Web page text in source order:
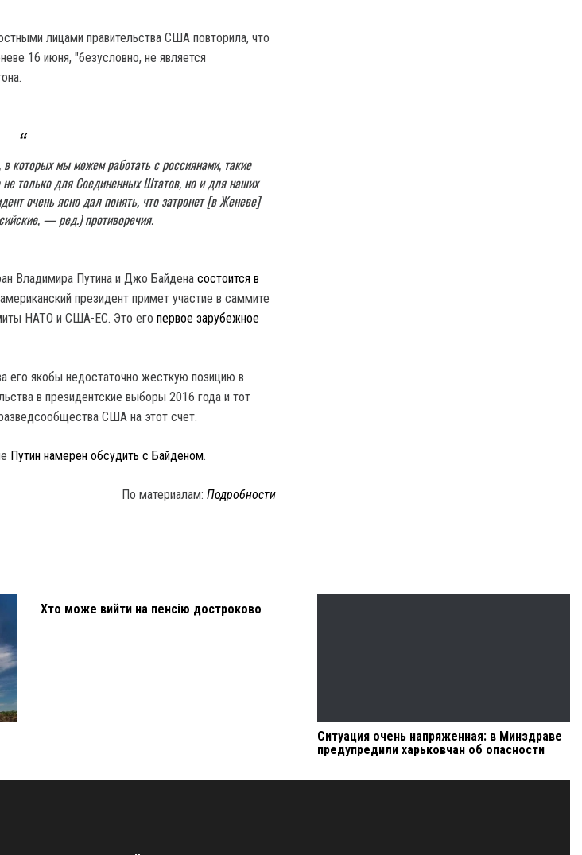
лицами правительства США повторила, что
16 июня, "безусловно, не является
которых мы можем работать с россиянами, такие
не только для Соединенных Штатов, но и для наших
очень ясно дал понять, что затронет [в Женеве]
— ред.) противоречия.
Владимира Путина и Джо Байдена состоится в
президент примет участие в саммите
НАТО и США-ЕС. Это его первое зарубежное
его якобы недостаточно жесткую позицию в
в президентские выборы 2016 года и тот
США на этот счет.
Путин намерен обсудить с Байденом.
По материалам:Подробности
Хто може вийти на пенсію достроково
Ситуация очень напряженная: в Минздраве
предупредили харьковчан об опасности